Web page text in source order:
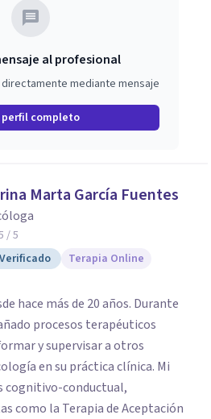
al profesional
mediante mensaje
perfil completo
Marta García Fuentes
/ 5
Verificado
Terapia Online
hace más de 20 años. Durante
procesos terapéuticos
y supervisar a otros
en su práctica clínica. Mi
cognitivo-conductual,
como la Terapia de Aceptación